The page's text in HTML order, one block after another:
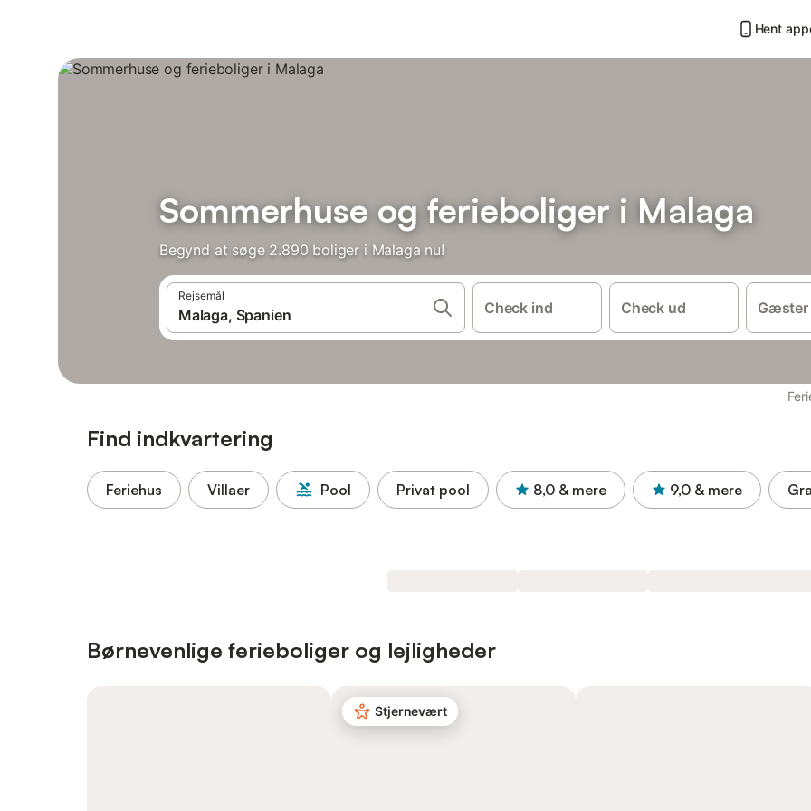
Hent
Sommerhuse og ferieboliger i Malaga
Begynd at søge 2.890 boliger i Malaga nu!
Rejsemål
Check ind Check ud Gæster
Find indkvartering
Feriehus Villaer Pool Privat pool 8,0 & mere 9,0 & mere
Børnevenlige ferieboliger og lejligheder
Stjernevært